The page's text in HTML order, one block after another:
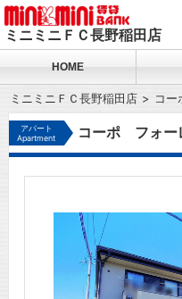
ミニミニＦＣ長野稲田店
HOME
ミニミニＦＣ長野稲田店 コ
アパート
Apartment
コーポ フォー